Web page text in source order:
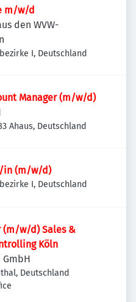
m/w/d
den WVW-
I, Deutschland
Manager (m/w/d)
Ahaus, Deutschland
in (m/w/d)
I, Deutschland
(m/w/d) Sales &
Köln
GmbH
Deutschland